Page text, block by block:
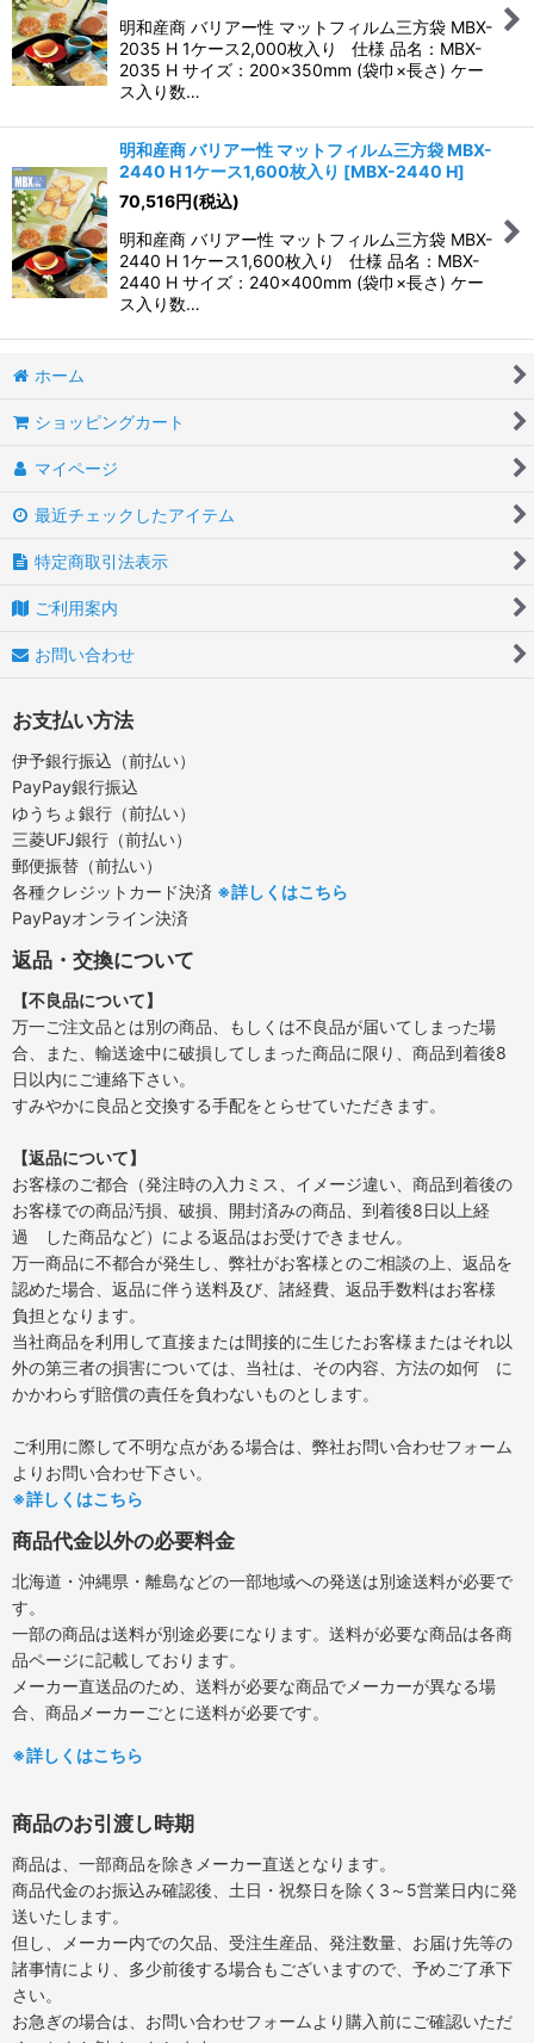
明和産商 バリアー性 マットフィルム三方袋 MBX-
2035 H 1ケース2,000枚入り 仕様 品名：MBX-
2035 H サイズ：200×350mm (袋巾×長さ) ケー
ス入り数…
明和産商 バリアー性 マットフィルム三方袋 MBX-
2440 H 1ケース1,600枚入り [MBX-2440 H]
70,516円(税込)
明和産商 バリアー性 マットフィルム三方袋 MBX-
2440 H 1ケース1,600枚入り 仕様 品名：MBX-
2440 H サイズ：240×400mm (袋巾×長さ) ケー
ス入り数…
ホーム
ショッピングカート
マイページ
最近チェックしたアイテム
特定商取引法表示
ご利用案内
お問い合わせ
お支払い方法
伊予銀行振込（前払い）
PayPay銀行振込
ゆうちょ銀行（前払い）
三菱UFJ銀行（前払い）
郵便振替（前払い）
各種クレジットカード決済 ※詳しくはこちら
PayPayオンライン決済
返品・交換について
【不良品について】
万一ご注文品とは別の商品、もしくは不良品が届いてしまった場
合、また、輸送途中に破損してしまった商品に限り、商品到着後8
日以内にご連絡下さい。
すみやかに良品と交換する手配をとらせていただきます。
【返品について】
お客様のご都合（発注時の入力ミス、イメージ違い、商品到着後の
お客様での商品汚損、破損、開封済みの商品、到着後8日以上経
過 した商品など）による返品はお受けできません。
万一商品に不都合が発生し、弊社がお客様とのご相談の上、返品を
認めた場合、返品に伴う送料及び、諸経費、返品手数料はお客様
負担となります。
当社商品を利用して直接または間接的に生じたお客様またはそれ以
外の第三者の損害については、当社は、その内容、方法の如何 に
かかわらず賠償の責任を負わないものとします。
ご利用に際して不明な点がある場合は、弊社お問い合わせフォーム
よりお問い合わせ下さい。
※詳しくはこちら
商品代金以外の必要料金
北海道・沖縄県・離島などの一部地域への発送は別途送料が必要で
す。
一部の商品は送料が別途必要になります。送料が必要な商品は各商
品ページに記載しております。
メーカー直送品のため、送料が必要な商品でメーカーが異なる場
合、商品メーカーごとに送料が必要です。
※詳しくはこちら
商品のお引渡し時期
商品は、一部商品を除きメーカー直送となります。
商品代金のお振込み確認後、土日・祝祭日を除く3～5営業日内に発
送いたします。
但し、メーカー内での欠品、受注生産品、発注数量、お届け先等の
諸事情により、多少前後する場合もございますので、予めご了承下
さい。
お急ぎの場合は、お問い合わせフォームより購入前にご確認いただ